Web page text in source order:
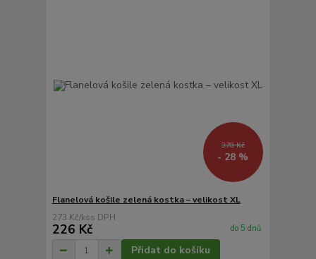
378 Kč
- 28 %
Flanelová košile zelená kostka – velikost XL
273 Kč/ks
226 Kč do 5 dnů
Přidat do košíku